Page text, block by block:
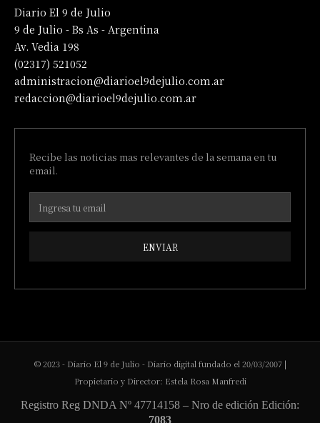
Diario El 9 de Julio
9 de Julio - Bs As - Argentina
Av. Vedia 198
(02317) 521052
administracion@diarioel9dejulio.com.ar
redaccion@diarioel9dejulio.com.ar
Recibe las noticias mas relevantes de la semana en tu
email.
ENVIAR
© 2023 - Diario El 9 de Julio - Diario digital fundado el 20/03/2007 |
Propietario y Director: Estela Rosa Manfredi
Registro Reg DNDA Nº 47714158 – Nro de edición Edición:
7083